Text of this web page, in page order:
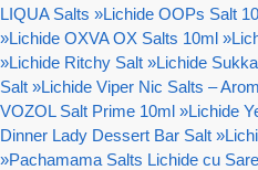
LIQUA Salts »Lichide OOPs Salt
»Lichide OXVA OX Salts 10ml »
»Lichide Ritchy Salt »Lichide
Salt »Lichide Viper Nic Salts –
VOZOL Salt Prime 10ml »Lichide
Dinner Lady Dessert Bar Salt »
»Pachamama Salts Lichide cu